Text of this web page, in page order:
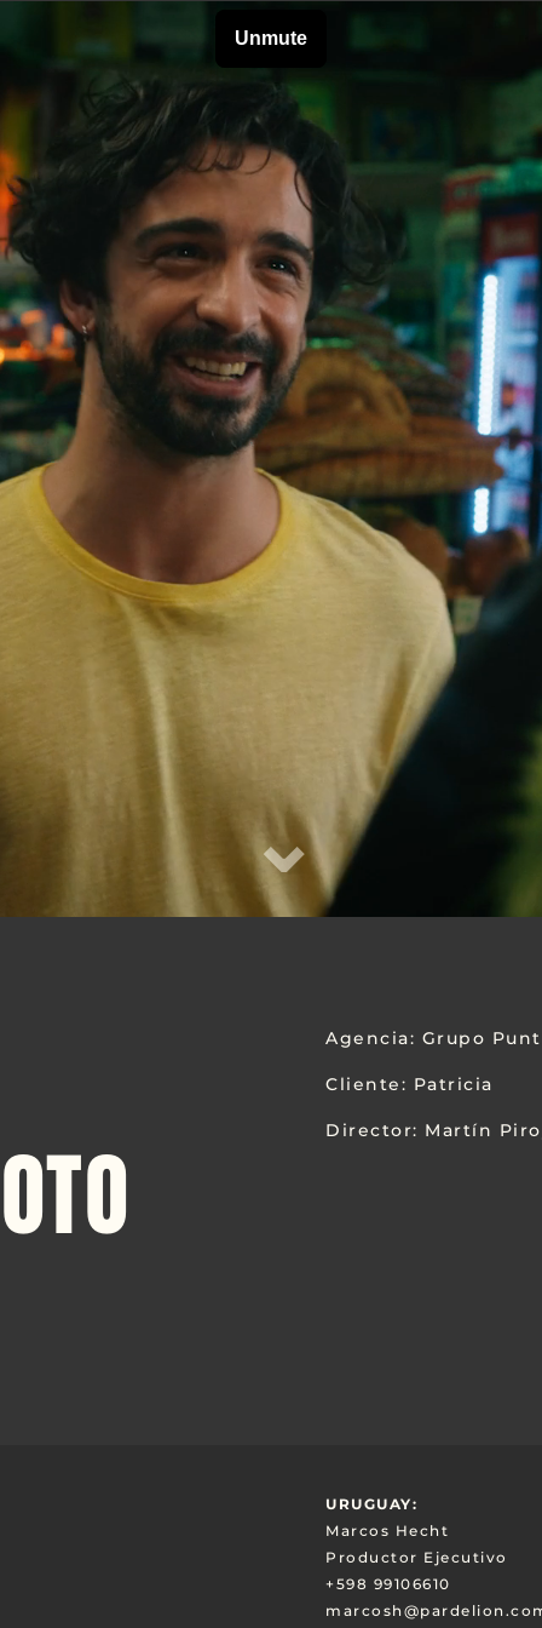
⌄
Agencia: Grupo
Cliente: Patricia
Director: Martín
URUGUAY:
Marcos Hecht
Productor Ejecutivo
+598 99106610